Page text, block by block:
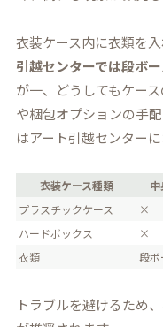
衣装ケース内に衣類を
引越センターでは段ボ
が一、どうしてもケー
や梱包オプションの手
はアート引越センター
衣装ケース種類
プラスチックケース
×
ハードボックス
×
衣類
段
トラブルを避けるため